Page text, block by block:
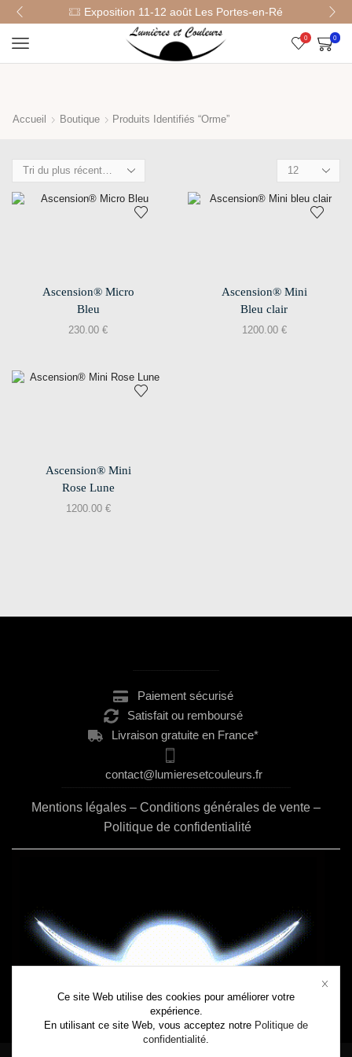
Exposition 11-12 août Les Portes-en-Ré
0 0
Accueil Boutique Produits Identifiés “Orme”
Ascension® Micro
Bleu
230.00 €
Ascension® Mini
Bleu clair
1200.00 €
Ascension® Mini
Rose Lune
1200.00 €
Paiement sécurisé
Satisfait ou remboursé
Livraison gratuite en France*
contact@lumieresetcouleurs.fr
Mentions légales – Conditions générales de vente –
Politique de confidentialité
Ce site Web utilise des cookies pour améliorer votre
expérience.
En utilisant ce site Web, vous acceptez notre Politique de
confidentialité